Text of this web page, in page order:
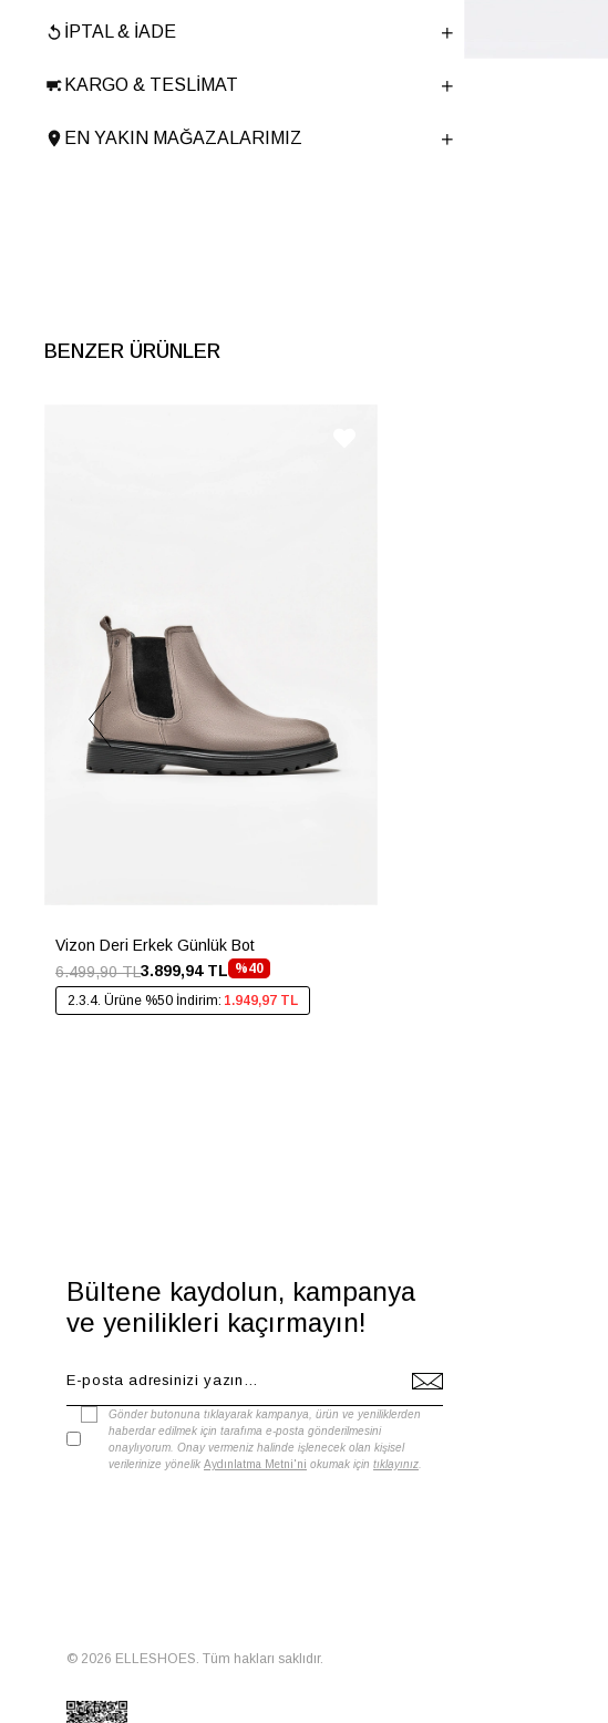
Ürün Cinsi Retro
Ürün Grubu AYAKKABI
İPTAL & İADE
KARGO & TESLIMAT
EN YAKIN MAĞAZALARIMIZ
BENZER ÜRÜNLER
Vizon Deri Erkek Günlük Bot
%40
3.899,94 TL
6.499,90 TL
2.3.4. Ürüne %50 İndirim: 1.949,97 TL
Bültene kaydolun, kampanya
ve yenilikleri kaçırmayın!
Gönder butonuna tıklayarak kampanya, ürün ve yeniliklerden
haberdar edilmek için tarafıma e-posta gönderilmesini
onaylıyorum. Onay vermeniz halinde işlenecek olan kişisel
verilerinize yönelik Aydınlatma Metni'ni okumak için tıklayınız
© 2026 ELLESHOES. Tüm hakları saklıdır.